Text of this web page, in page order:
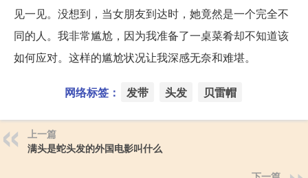
见一见。没想到，当女朋友到达时，她竟然是一个完全不
同的人。我非常尴尬，因为我准备了一桌菜肴却不知道该
如何应对。这样的尴尬状况让我深感无奈和难堪。
网络标签： 发带 头发 贝雷帽
上一篇
满头是蛇头发的外国电影叫什么